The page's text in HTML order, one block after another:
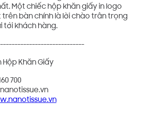
Một chiếc hộp khăn giấy in logo
bàn chính là lời chào trân trọng
tới khách hàng.
Hộp Khăn Giấy
700